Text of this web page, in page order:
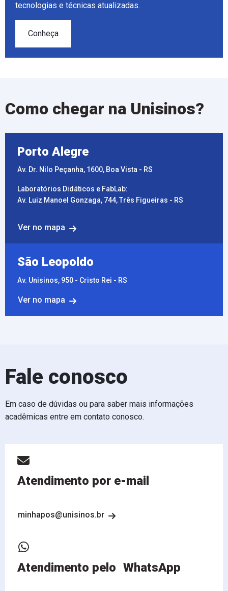
tecnologias e técnicas atualizadas.
Conheça
Como chegar na Unisinos?
Porto Alegre
Av. Dr. Nilo Peçanha, 1600, Boa Vista - RS
Laboratórios Didáticos e FabLab:
Av. Luiz Manoel Gonzaga, 744, Três Figueiras - RS
Ver no mapa
São Leopoldo
Av. Unisinos, 950 - Cristo Rei - RS
Ver no mapa
Fale conosco
Em caso de dúvidas ou para saber mais informações
acadêmicas entre em contato conosco.
Atendimento por e-mail
minhapos@unisinos.br
Atendimento pelo WhatsApp